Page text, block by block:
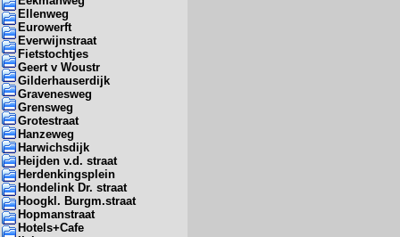
Ellenweg
Eurowerft
Everwijnstraat
Fietstochtjes
Geert v Woustr
Gilderhauserdijk
Gravenesweg
Grensweg
Grotestraat
Hanzeweg
Harwichsdijk
Heijden v.d. straat
Herdenkingsplein
Hondelink Dr. straat
Hoogkl. Burgm.straat
Hopmanstraat
Hotels+Cafe